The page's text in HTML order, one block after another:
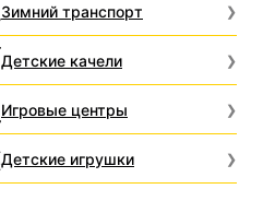
Зимний транспорт
Детские качели
Игровые центры
Детские игрушки